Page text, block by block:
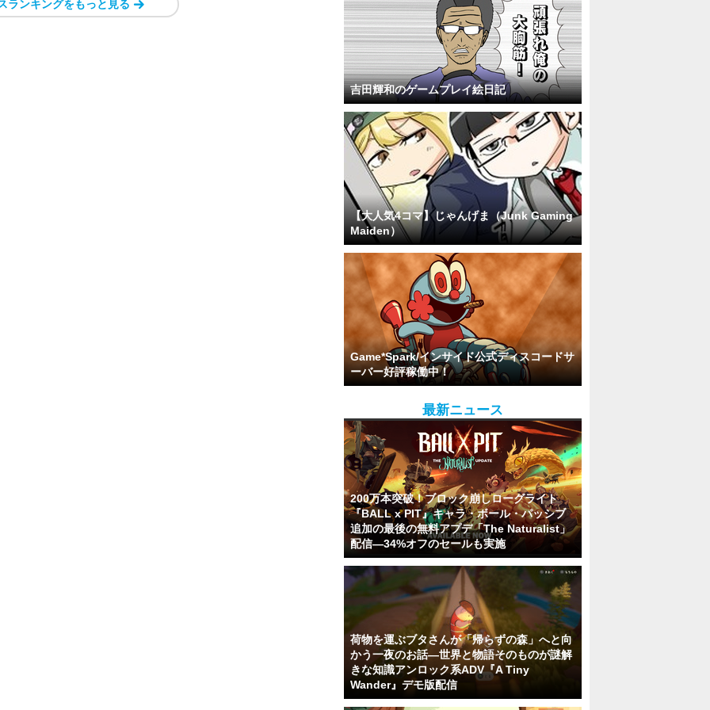
ランキングをもっと見る
吉田輝和のゲームプレイ絵日記
【大人気4コマ】じゃんげま（Junk Gaming
Maiden）
Game*Spark/インサイド公式ディスコードサ
ーバー好評稼働中！
最新ニュース
200万本突破！ブロック崩しローグライト
『BALL x PIT』キャラ・ボール・パッシブ
追加の最後の無料アプデ「The Naturalist」
配信―34%オフのセールも実施
荷物を運ぶブタさんが「帰らずの森」へと向
かう一夜のお話―世界と物語そのものが謎解
きな知識アンロック系ADV『A Tiny
Wander』デモ版配信